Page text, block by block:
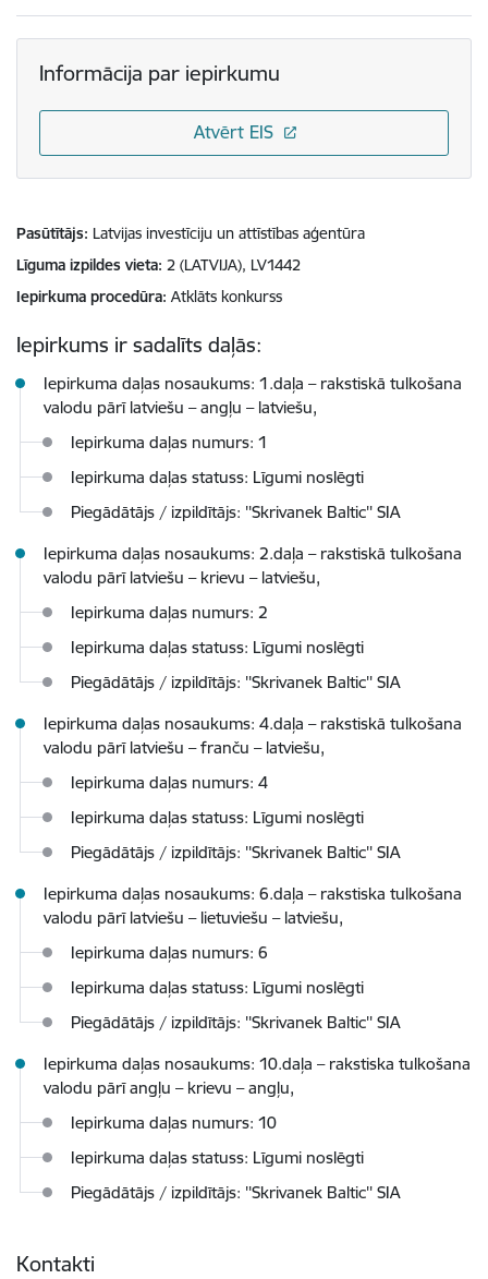
Informācija par iepirkumu
Atvērt EIS
Pasūtītājs Latvijas investīciju un attīstības aģentūra
Līguma izpildes vieta 2 (LATVIJA), LV1442
Iepirkuma procedūra Atklāts konkurss
Iepirkums ir sadalīts daļās:
Iepirkuma daļas nosaukums: 1.daļa – rakstiskā tulkošana
valodu pārī latviešu – angļu – latviešu,
Iepirkuma daļas numurs: 1
Iepirkuma daļas statuss: Līgumi noslēgti
Piegādātājs / izpildītājs: ''Skrivanek Baltic'' SIA
Iepirkuma daļas nosaukums: 2.daļa – rakstiskā tulkošana
valodu pārī latviešu – krievu – latviešu,
Iepirkuma daļas numurs: 2
Iepirkuma daļas statuss: Līgumi noslēgti
Piegādātājs / izpildītājs: ''Skrivanek Baltic'' SIA
Iepirkuma daļas nosaukums: 4.daļa – rakstiskā tulkošana
valodu pārī latviešu – franču – latviešu,
Iepirkuma daļas numurs: 4
Iepirkuma daļas statuss: Līgumi noslēgti
Piegādātājs / izpildītājs: ''Skrivanek Baltic'' SIA
Iepirkuma daļas nosaukums: 6.daļa – rakstiska tulkošana
valodu pārī latviešu – lietuviešu – latviešu,
Iepirkuma daļas numurs: 6
Iepirkuma daļas statuss: Līgumi noslēgti
Piegādātājs / izpildītājs: ''Skrivanek Baltic'' SIA
Iepirkuma daļas nosaukums: 10.daļa – rakstiska tulkošana
valodu pārī angļu – krievu – angļu,
Iepirkuma daļas numurs: 10
Iepirkuma daļas statuss: Līgumi noslēgti
Piegādātājs / izpildītājs: ''Skrivanek Baltic'' SIA
Kontakti